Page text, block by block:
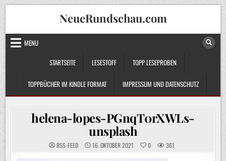
Skip
to
content
NeueRundschau.com
MENU
STARTSEITE
LESESTOFF TOPP LESEPROBEN
TOPPBÜCHER IM KINDLE FORMAT IMPRESSUM UND DATENSCHUTZ
helena-lopes-PGnqT0rXWLs-
unsplash
RSS-FEED 16. OKTOBER 2021 0 361